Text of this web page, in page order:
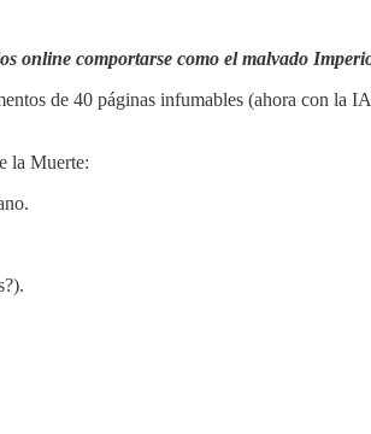
online comportarse como el malvado
de 40 páginas infumables (ahora con la
la Muerte: